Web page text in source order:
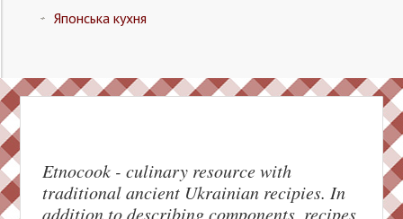
Японська кухня
Etnocook - culinary resource with
traditional ancient Ukrainian recipies. In
addition to describing components, recipes,